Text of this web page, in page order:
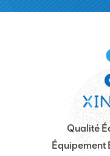
Qualité
Équipement